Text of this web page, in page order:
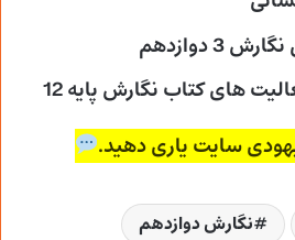
دوازدهم
های کتاب نگارش پایه 12
سایت یاری دهید.
نگارش دوازدهم